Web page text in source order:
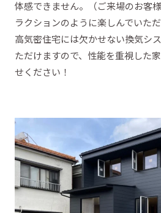
体感できません。（ご来場のお客
ラクションのように楽しんでいた
高気密住宅には欠かせない換気シ
ただけますので、性能を重視した
せください！